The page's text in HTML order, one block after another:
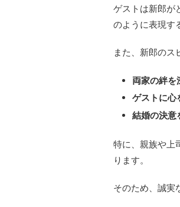
ゲストは新郎が
のように表現す
また、新郎のス
両家の絆を
ゲストに心
結婚の決意
特に、親族や上
ります。
そのため、誠実